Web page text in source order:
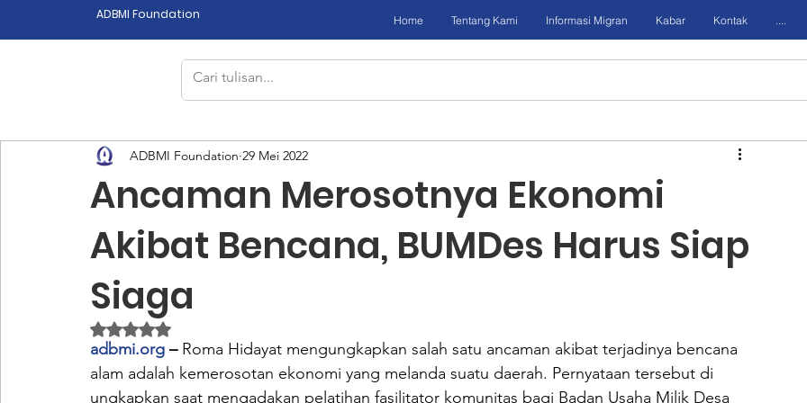
ADBMI Foundation Home Tentang Kami Informasi Migran Kabar Kontak ....
Ancaman Merosotnya Ekonomi
Akibat Bencana, BUMDes Harus Siap
Siaga
ADBMI Foundation 29 Mei 2022
Dinilai NaN dari 5 bintang.
adbmi.org – Roma Hidayat mengungkapkan salah satu ancaman akibat terjadinya bencana
alam adalah kemerosotan ekonomi yang melanda suatu daerah. Pernyataan tersebut di
ungkapkan saat mengadakan pelatihan fasilitator komunitas bagi Badan Usaha Milik Desa